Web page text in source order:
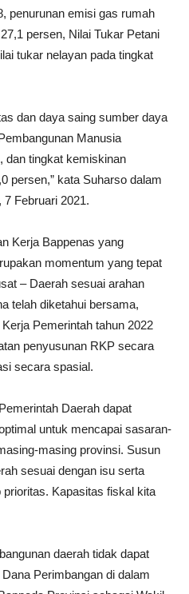
penurunan emisi gas rumah
persen, Nilai Tukar Petani
tukar nelayan pada tingkat
dan daya saing sumber daya
Manusia
dan tingkat kemiskinan
persen,” kata Suharso dalam
7 Februari 2021.
Kerja Bappenas yang
momentum yang tepat
– Daerah sesuai arahan
telah diketahui bersama,
Pemerintah tahun 2022
penyusunan RKP secara
secara spasial.
Daerah dapat
untuk mencapai sasaran-
masing provinsi. Susun
sesuai dengan isu serta
Kapasitas fiskal kita
daerah tidak dapat
Perimbangan di dalam